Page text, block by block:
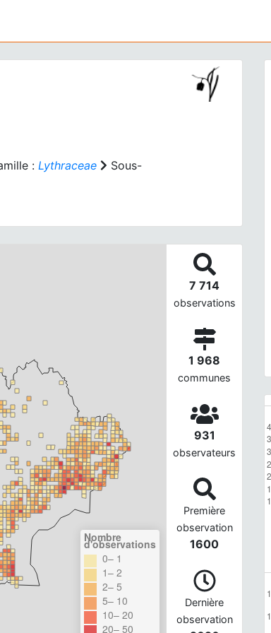
: Lythraceae Sous-
Nombre
d'observations
0– 1
1– 2
2– 5
5– 10
10– 20
20– 50
7 714
observations
1 968
communes
931
observateurs
Première
observation
1600
Dernière
observation